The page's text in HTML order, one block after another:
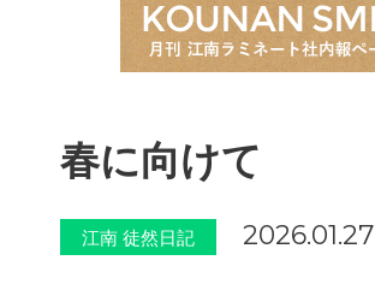
春に向けて
江南 徒然日記 2026.01.27